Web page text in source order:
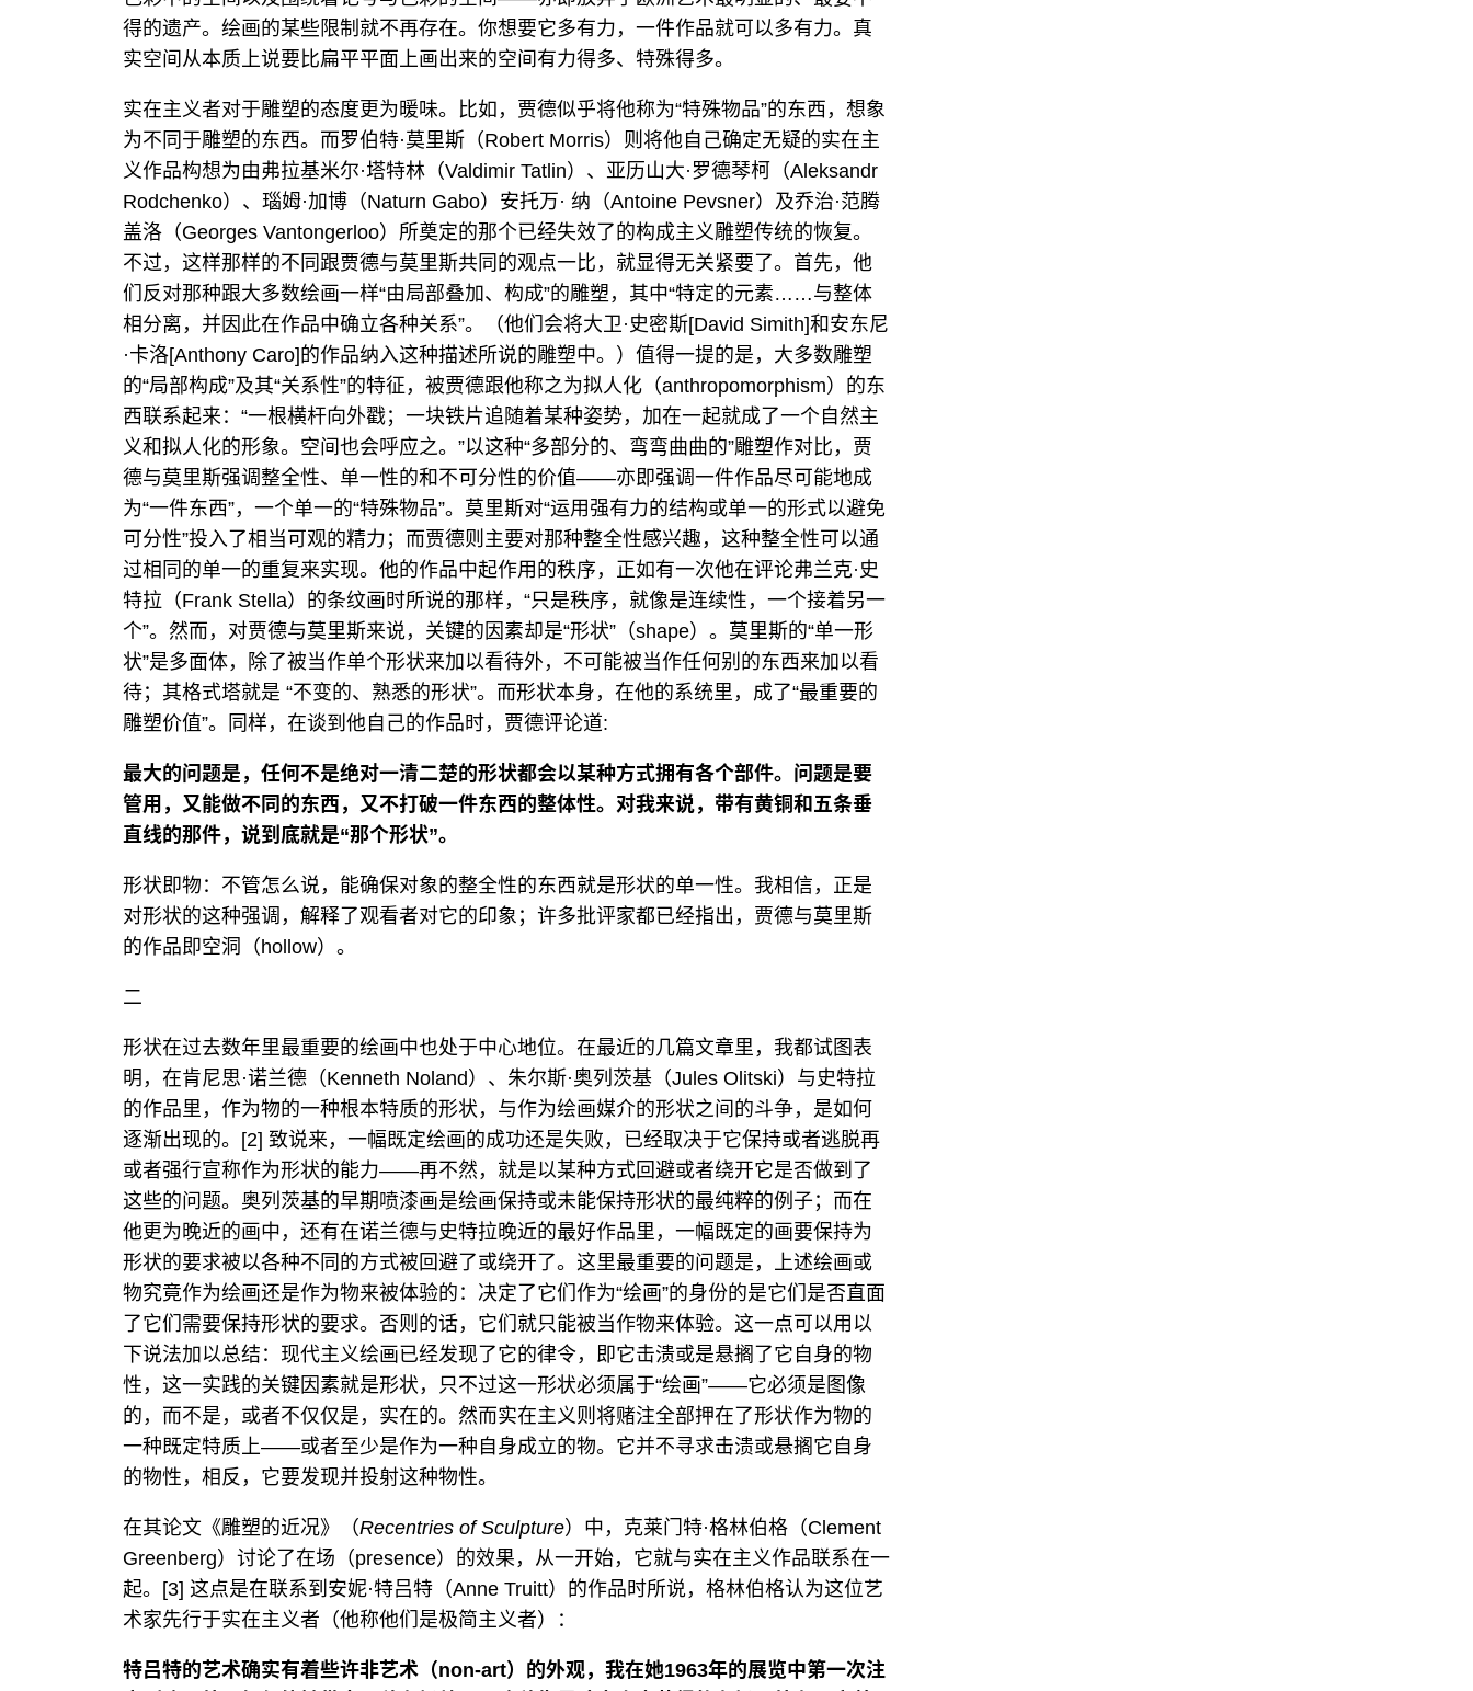
得的遗产。绘画的某些限制就不再存在。你想要它多有力，一件作品就可以多有力。真
实空间从本质上说要比扁平平面上画出来的空间有力得多、特殊得多。
实在主义者对于雕塑的态度更为暖味。比如，贾德似乎将他称为“特殊物品”的东西，想象
为不同于雕塑的东西。而罗伯特·莫里斯（Robert Morris）则将他自己确定无疑的实在主
义作品构想为由弗拉基米尔·塔特林（Valdimir Tatlin）、亚历山大·罗德琴柯（Aleksandr
Rodchenko）、瑙姆·加博（Naturn Gabo）安托万· 纳（Antoine Pevsner）及乔治·范腾
盖洛（Georges Vantongerloo）所奠定的那个已经失效了的构成主义雕塑传统的恢复。
不过，这样那样的不同跟贾德与莫里斯共同的观点一比，就显得无关紧要了。首先，他
们反对那种跟大多数绘画一样“由局部叠加、构成”的雕塑，其中“特定的元素……与整体
相分离，并因此在作品中确立各种关系”。（他们会将大卫·史密斯[David Simith]和安东尼
·卡洛[Anthony Caro]的作品纳入这种描述所说的雕塑中。）值得一提的是，大多数雕塑
的“局部构成”及其“关系性”的特征，被贾德跟他称之为拟人化（anthropomorphism）的东
西联系起来：“一根横杆向外戳；一块铁片追随着某种姿势，加在一起就成了一个自然主
义和拟人化的形象。空间也会呼应之。”以这种“多部分的、弯弯曲曲的”雕塑作对比，贾
德与莫里斯强调整全性、单一性的和不可分性的价值——亦即强调一件作品尽可能地成
为“一件东西”，一个单一的“特殊物品”。莫里斯对“运用强有力的结构或单一的形式以避免
可分性”投入了相当可观的精力；而贾德则主要对那种整全性感兴趣，这种整全性可以通
过相同的单一的重复来实现。他的作品中起作用的秩序，正如有一次他在评论弗兰克·史
特拉（Frank Stella）的条纹画时所说的那样，“只是秩序，就像是连续性，一个接着另一
个”。然而，对贾德与莫里斯来说，关键的因素却是“形状”（shape）。莫里斯的“单一形
状”是多面体，除了被当作单个形状来加以看待外，不可能被当作任何别的东西来加以看
待；其格式塔就是 “不变的、熟悉的形状”。而形状本身，在他的系统里，成了“最重要的
雕塑价值”。同样，在谈到他自己的作品时，贾德评论道:
最大的问题是，任何不是绝对一清二楚的形状都会以某种方式拥有各个部件。问题是要
管用，又能做不同的东西，又不打破一件东西的整体性。对我来说，带有黄铜和五条垂
直线的那件，说到底就是“那个形状”。
形状即物：不管怎么说，能确保对象的整全性的东西就是形状的单一性。我相信，正是
对形状的这种强调，解释了观看者对它的印象；许多批评家都已经指出，贾德与莫里斯
的作品即空洞（hollow）。
二
形状在过去数年里最重要的绘画中也处于中心地位。在最近的几篇文章里，我都试图表
明，在肯尼思·诺兰德（Kenneth Noland）、朱尔斯·奥列茨基（Jules Olitski）与史特拉
的作品里，作为物的一种根本特质的形状，与作为绘画媒介的形状之间的斗争，是如何
逐渐出现的。[2] 致说来，一幅既定绘画的成功还是失败，已经取决于它保持或者逃脱再
或者强行宣称作为形状的能力——再不然，就是以某种方式回避或者绕开它是否做到了
这些的问题。奥列茨基的早期喷漆画是绘画保持或未能保持形状的最纯粹的例子；而在
他更为晚近的画中，还有在诺兰德与史特拉晚近的最好作品里，一幅既定的画要保持为
形状的要求被以各种不同的方式被回避了或绕开了。这里最重要的问题是，上述绘画或
物究竟作为绘画还是作为物来被体验的：决定了它们作为“绘画”的身份的是它们是否直面
了它们需要保持形状的要求。否则的话，它们就只能被当作物来体验。这一点可以用以
下说法加以总结：现代主义绘画已经发现了它的律令，即它击溃或是悬搁了它自身的物
性，这一实践的关键因素就是形状，只不过这一形状必须属于“绘画”——它必须是图像
的，而不是，或者不仅仅是，实在的。然而实在主义则将赌注全部押在了形状作为物的
一种既定特质上——或者至少是作为一种自身成立的物。它并不寻求击溃或悬搁它自身
的物性，相反，它要发现并投射这种物性。
在其论文《雕塑的近况》（Recentries of Sculpture）中，克莱门特·格林伯格（Clement
Greenberg）讨论了在场（presence）的效果，从一开始，它就与实在主义作品联系在一
起。[3] 这点是在联系到安妮·特吕特（Anne Truitt）的作品时所说，格林伯格认为这位艺
术家先行于实在主义者（他称他们是极简主义者）：
特吕特的艺术确实有着些许非艺术（non-art）的外观，我在她1963年的展览中第一次注